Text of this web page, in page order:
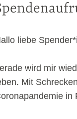
liebe
wird mir
Mit
in